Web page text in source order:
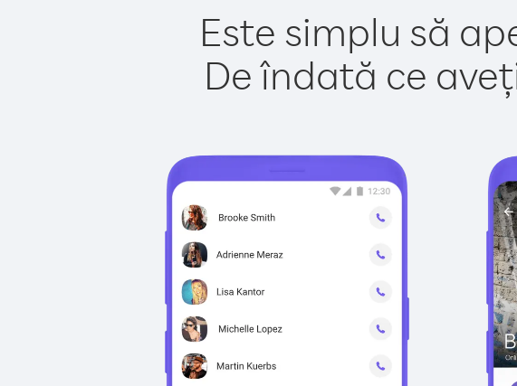
Este simplu să
De îndată ce